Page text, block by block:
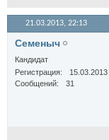
21.03.2013, 22:13
Семеныч
Кандидат
Регистрация
15.03.2013
Сообщений
31